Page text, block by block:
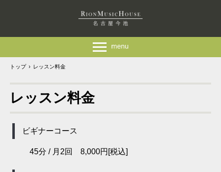
トップ › レッスン料金
レッスン料金
ビギナーコース
45分 / 月2回 8,000円[税込]